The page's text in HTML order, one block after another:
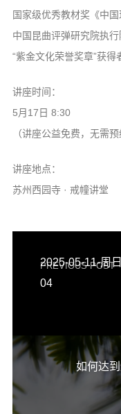
国家级优秀教材奖《中
中国昆曲评弹研究院执行
“紫金文化荣誉奖章”获得
讲座时间：
5月17日 8:30
（讲座公益免费，无需预
讲座地点：
苏州西园寺 · 戒幢讲堂
PREVIOUS POST
2025-05-11-周
04
如何达